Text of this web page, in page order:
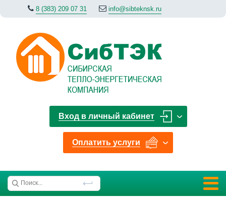
8 (383) 209 07 31 info@sibteknsk.ru
Вход в личный кабинет
Оплатить услуги